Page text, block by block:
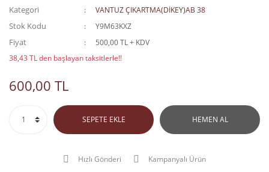
Kategori VANTUZ ÇIKARTMA(DİKEY)AB 38
Stok Kodu Y9M63KXZ
Fiyat
500,00 TL + KDV
38,43 TL den başlayan taksitlerle!!
600,00 TL
SEPETE EKLE HEMEN AL
Hızlı Gönderi Kampanyalı Ürün